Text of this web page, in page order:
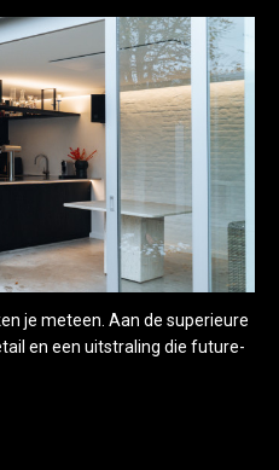
je meteen. Aan de superieure
en een uitstraling die future-